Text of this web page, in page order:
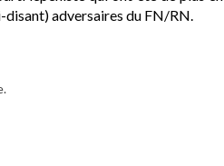
adversaires du FN/RN.